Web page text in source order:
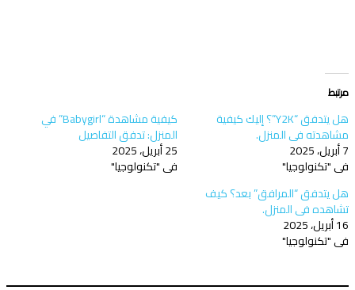
مرتبط
هل يتدفق “Y2K”؟ إليك كيفية
مشاهدته في المنزل.
7 أبريل، 2025
في "تكنولوجيا"
كيفية مشاهدة “Babygirl” في
المنزل: تدفق التفاصيل
25 أبريل، 2025
في "تكنولوجيا"
هل يتدفق “المرافق” بعد؟ كيف
تشاهده في المنزل.
16 أبريل، 2025
في "تكنولوجيا"